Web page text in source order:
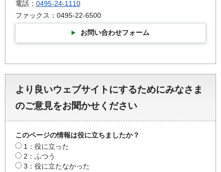
電話： 0495-24-1110
ファックス：0495-22-6500
お問い合わせフォーム
より良いウェブサイトにするためにみなさま
のご意見をお聞かせください
このページの情報は役に立ちましたか？
1：役に立った
2：ふつう
3：役に立たなかった